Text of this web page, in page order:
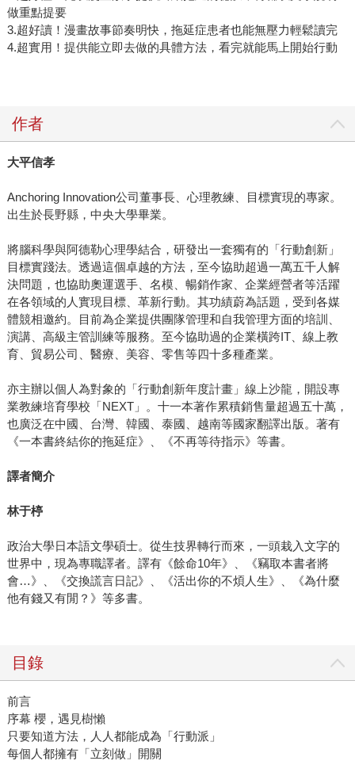
做重點提要
3.超好讀！漫畫故事節奏明快，拖延症患者也能無壓力輕鬆讀完
4.超實用！提供能立即去做的具體方法，看完就能馬上開始行動
作者
大平信孝
Anchoring Innovation公司董事長、心理教練、目標實現的專家。
出生於長野縣，中央大學畢業。
將腦科學與阿德勒心理學結合，研發出一套獨有的「行動創新」
目標實踐法。透過這個卓越的方法，至今協助超過一萬五千人解
決問題，也協助奧運選手、名模、暢銷作家、企業經營者等活躍
在各領域的人實現目標、革新行動。其功績蔚為話題，受到各媒
體競相邀約。目前為企業提供團隊管理和自我管理方面的培訓、
演講、高級主管訓練等服務。至今協助過的企業橫跨IT、線上教
育、貿易公司、醫療、美容、零售等四十多種產業。
亦主辦以個人為對象的「行動創新年度計畫」線上沙龍，開設專
業教練培育學校「NEXT」。十一本著作累積銷售量超過五十萬，
也廣泛在中國、台灣、韓國、泰國、越南等國家翻譯出版。著有
《一本書終結你的拖延症》、《不再等待指示》等書。
譯者簡介
林于楟
政治大學日本語文學碩士。從生技界轉行而來，一頭栽入文字的
世界中，現為專職譯者。譯有《餘命10年》、《竊取本書者將
會…》、《交換謊言日記》、《活出你的不煩人生》、《為什麼
他有錢又有閒？》等多書。
目錄
前言
序幕 櫻，遇見樹懶
只要知道方法，人人都能成為「行動派」
每個人都擁有「立刻做」開關